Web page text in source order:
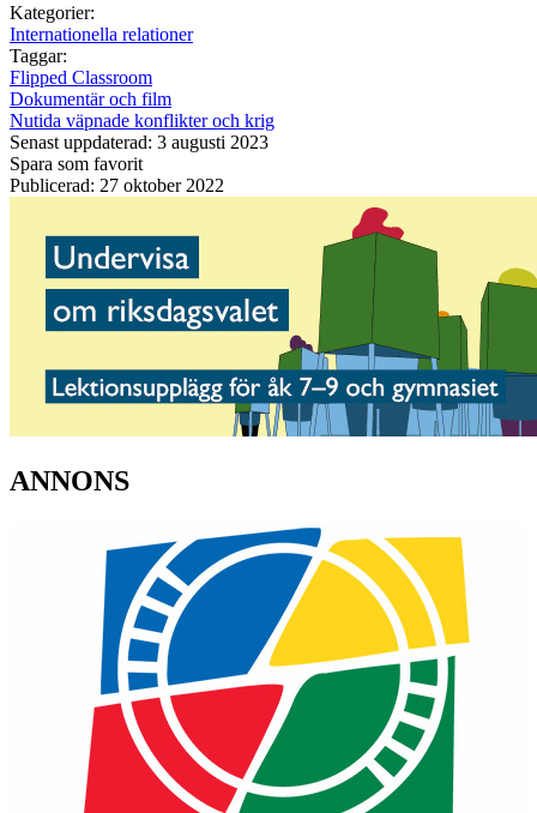
Kategorier:
Internationella relationer
Taggar:
Flipped Classroom
Dokumentär och film
Nutida väpnade konflikter och krig
Senast uppdaterad: 3 augusti 2023
Spara som favorit
Publicerad: 27 oktober 2022
ANNONS